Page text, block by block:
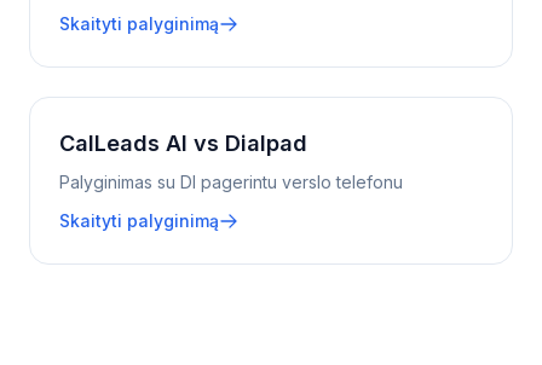
Skaityti palyginimą
CalLeads AI vs Dialpad
Palyginimas su DI pagerintu verslo telefonu
Skaityti palyginimą